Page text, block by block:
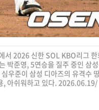
서 2026 신한 SOL KBO리그 한
박준영, 5연승을 질주 중인 삼
우준이 삼성 디아즈의 유격수
, 아쉬워하고 있다. 2026.06.19/